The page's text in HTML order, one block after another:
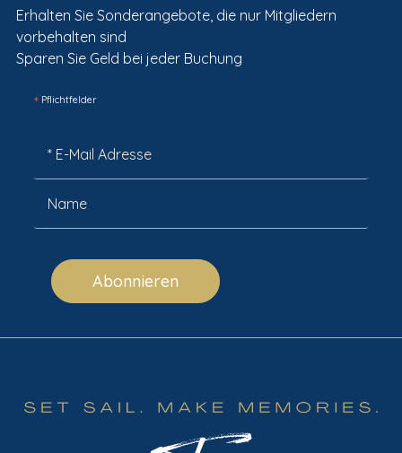
Erhalten Sie Sonderangebote, die nur Mitgliedern
vorbehalten sind
Sparen Sie Geld bei jeder Buchung
*Pflichtfelder
Abonnieren